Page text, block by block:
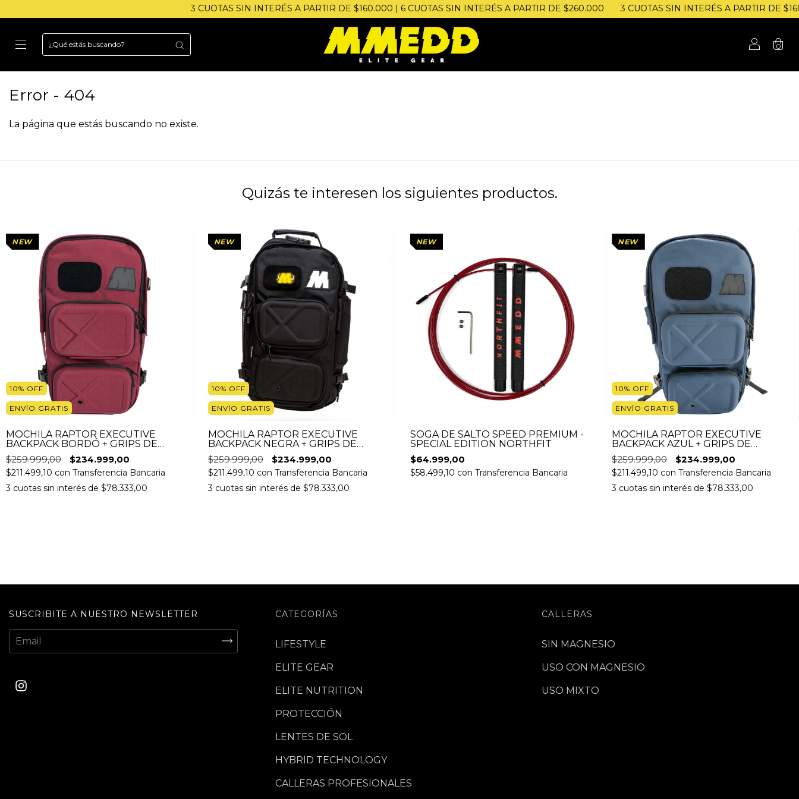
3 CUOTAS SIN INTERÉS A PARTIR DE $160.000 | 6 CUOTAS SIN INTERÉS A PARTIR DE $260.000 3 CUOTAS SIN INTERÉS A PARTIR DE
0
Error - 404
La página que estás buscando no existe.
Quizás te interesen los siguientes productos.
10% OFF
ENVÍO GRATIS
NEW
MOCHILA RAPTOR EXECUTIVE
BACKPACK BORDÓ + GRIPS DE
SILICONA Y CANDADO GRATIS
$259.999,00 $234.999,00
$211.499,10 con Transferencia Bancaria
3 cuotas sin interés de $78.333,00
10% OFF
ENVÍO GRATIS
NEW
MOCHILA RAPTOR EXECUTIVE
BACKPACK NEGRA + GRIPS DE
SILICONA Y CANDADO GRATIS
$259.999,00 $234.999,00
$211.499,10 con Transferencia Bancaria
3 cuotas sin interés de $78.333,00
NEW
SOGA DE SALTO SPEED PREMIUM -
SPECIAL EDITION NORTHFIT
$64.999,00
$58.499,10 con Transferencia Bancaria
10% OFF
ENVÍO GRATIS
NEW
MOCHILA RAPTOR EXECUTIVE
BACKPACK AZUL + GRIPS DE
SILICONA Y CANDADO GRATIS
$259.999,00 $234.999,00
$211.499,10 con Transferencia Bancaria
3 cuotas sin interés de$78.333,00
SUSCRIBITE A NUESTRO NEWSLETTER CATEGORÍAS
LIFESTYLE
ELITE GEAR
ELITE NUTRITION
PROTECCIÓN
LENTES DE SOL
HYBRID TECHNOLOGY
CALLERAS PROFESIONALES
CALLERAS
SIN MAGNESIO
USO CON MAGNESIO
USO MIXTO